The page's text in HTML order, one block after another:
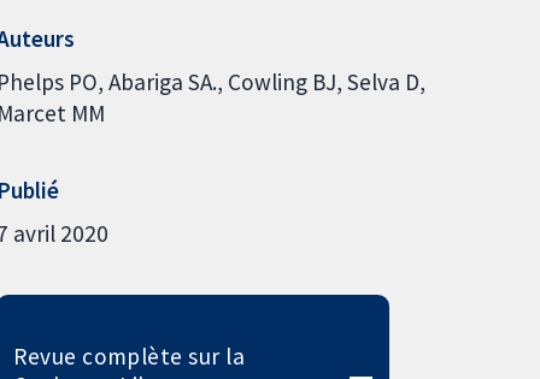
Phelps PO Abariga SA. Cowling BJ Selva D
Marcet MM
Publié
avril 2020
Revue complète sur la